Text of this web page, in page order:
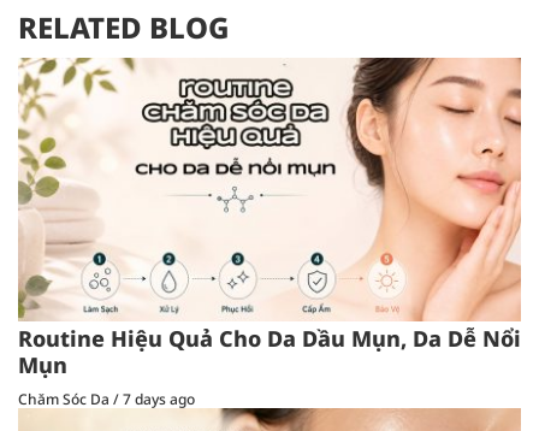
RELATED BLOG
Routine Hiệu Quả Cho Da Dầu Mụn, Da Dễ Nổi
Mụn
Chăm Sóc Da /7 days ago